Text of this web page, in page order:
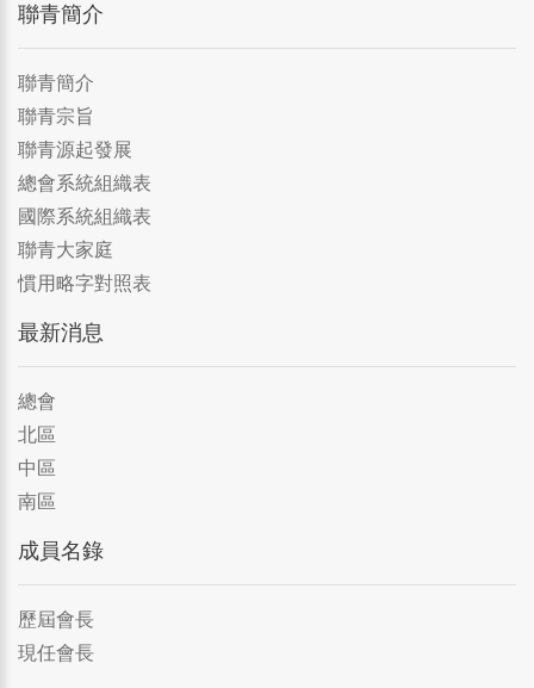
聯青簡介
聯青簡介
聯青宗旨
聯青源起發展
總會系統組織表
國際系統組織表
聯青大家庭
慣用略字對照表
最新消息
總會
北區
中區
南區
成員名錄
歷屆會長
現任會長